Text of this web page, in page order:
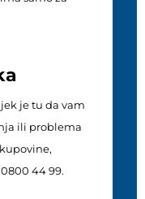
je tu da vam
ili problema
44 99.